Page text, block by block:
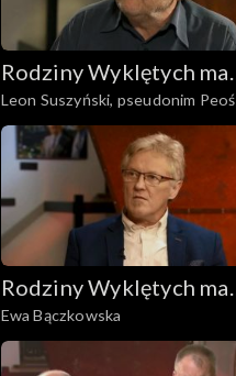
Rodziny Wyklętych mają
głos
Leon Suszyński, pseudonim Peoś
Rodziny Wyklętych mają
głos
Ewa Bączkowska